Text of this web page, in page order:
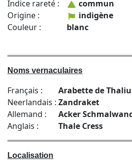
Indice rareté :
commun
Origine :
indigène
Couleur :
blanc
Noms vernaculaires
Français :
Arabette de
Neerlandais : Zandraket
Allemand :
Acker
Anglais :
Thale Cress
Localisation